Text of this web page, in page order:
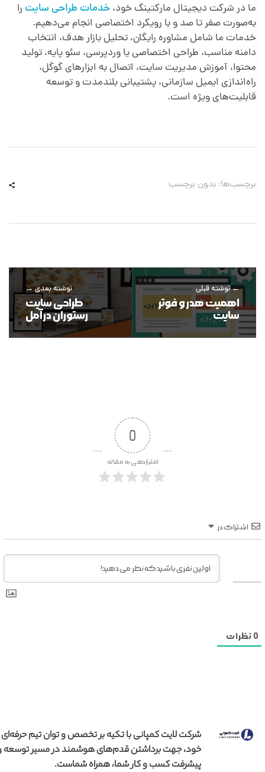
ما در شرکت دیجیتال مارکتینگ خود،خدمات طراحی سایترا
به‌صورت صفر تا صد و با رویکرد اختصاصی انجام می‌دهیم.
خدمات ما شامل مشاوره رایگان، تحلیل بازار هدف، انتخاب
دامنه مناسب، طراحی اختصاصی یا وردپرسی، سئو پایه، تولید
محتوا، آموزش مدیریت سایت، اتصال به ابزارهای گوگل،
راه‌اندازی ایمیل سازمانی، پشتیبانی بلندمدت و توسعه
قابلیت‌های ویژه است.
برچسب‌ها: بدون برچسب
نوشته قبلی
اهمیت هدر و فوتر
سایت
نوشته بعدی
طراحی سایت
رستوران در آمل
0
امتیازدهی به مقاله
اشتراک در
0 نظرات
شرکت لایت کمپانی با تکیه بر تخصص و توان تیم حرفه‌ای
خود، جهت برداشتن قدم‌های هوشمند در مسیر توسعه
پیشرفت کسب و کار شما، همراه شماست.